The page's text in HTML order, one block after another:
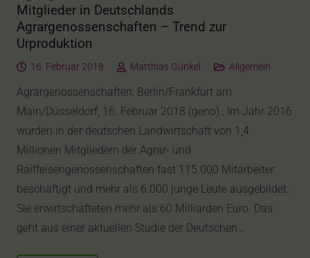
Mitglieder in Deutschlands
Agrargenossenschaften – Trend zur
Urproduktion
16. Februar 2018 Matthias Günkel Allgemein
Agrargenossenschaften: Berlin/Frankfurt am
Main/Düsseldorf, 16. Februar 2018 (geno).: Im Jahr 2016
wurden in der deutschen Landwirtschaft von 1,4
Millionen Mitgliedern der Agrar- und
Raiffeisengenossenschaften fast 115.000 Mitarbeiter
beschäftigt und mehr als 6.000 junge Leute ausgebildet.
Sie erwirtschafteten mehr als 60 Milliarden Euro. Das
geht aus einer aktuellen Studie der Deutschen…